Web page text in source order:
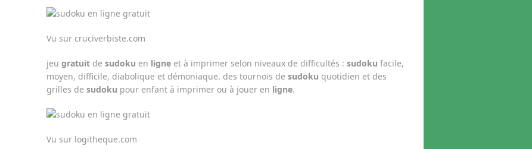
Vu sur cruciverbiste.com
jeu gratuitde sudoku en ligneet à imprimer selon niveaux de difficultés : sudoku facile,
moyen, difficile, diabolique et démoniaque. des tournois de sudoku quotidien et des
grilles de sudoku pour enfant à imprimer ou à jouer en ligne.
Vu sur logitheque.com